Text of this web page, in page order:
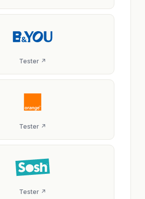
Tester ↗
Tester ↗
Tester ↗